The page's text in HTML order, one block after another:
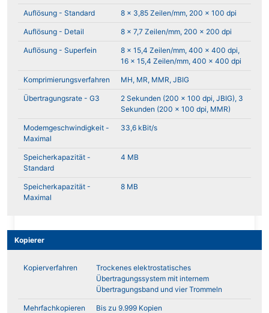
Auflösung - Standard 8 x 3,85 Zeilen/mm, 200 x 100 dpi
Auflösung - Detail 8 x 7,7 Zeilen/mm, 200 x 200 dpi
Auflösung - Superfein
8 x 15,4 Zeilen/mm, 400 x 400 dpi,
16 x 15,4 Zeilen/mm, 400 x 400 dpi
Komprimierungsverfahren MH, MR, MMR, JBIG
Übertragungsrate - G3
2 Sekunden (200 x 100 dpi, JBIG), 3
Sekunden (200 x 100 dpi, MMR)
Modemgeschwindigkeit -
Maximal
33,6 kBit/s
Speicherkapazität -
Standard
4 MB
Speicherkapazität -
Maximal
8 MB
Kopierer
Kopierverfahren
Trockenes elektrostatisches
Übertragungssystem mit internem
Übertragungsband und vier Trommeln
Mehrfachkopieren Bis zu 9.999 Kopien